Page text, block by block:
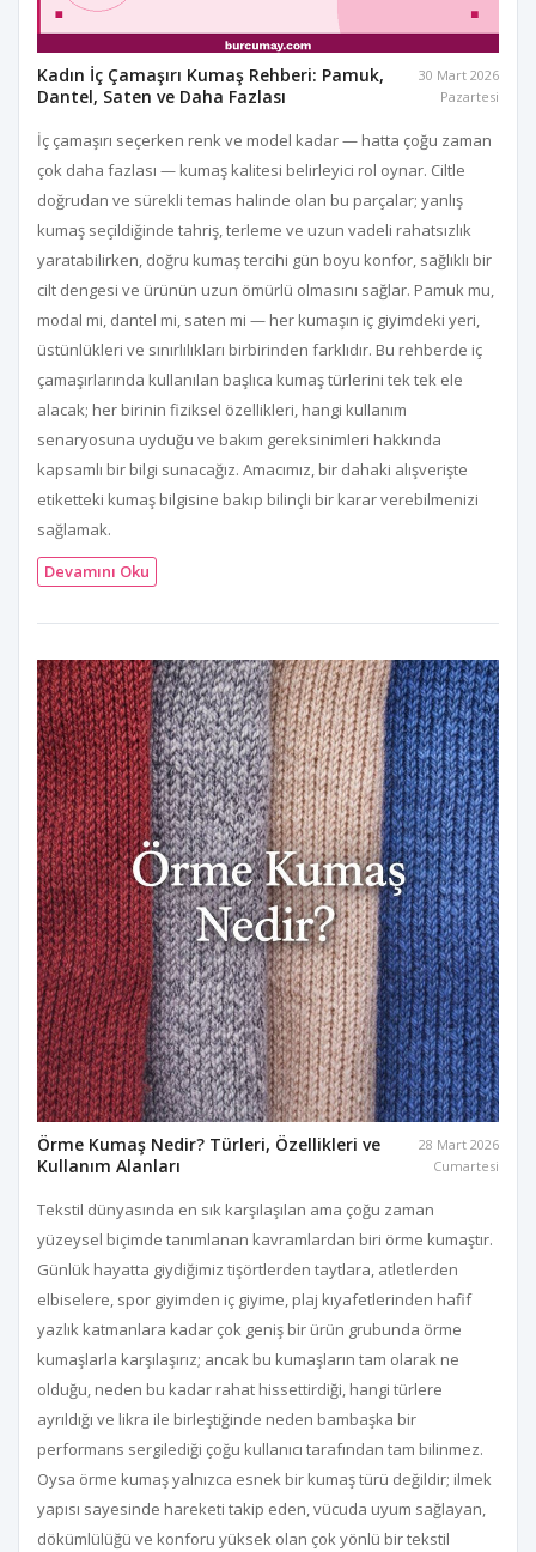
Kadın İç Çamaşırı Kumaş Rehberi: Pamuk,
Dantel, Saten ve Daha Fazlası
30 Mart 2026
Pazartesi
İç çamaşırı seçerken renk ve model kadar — hatta çoğu zaman
çok daha fazlası — kumaş kalitesi belirleyici rol oynar. Ciltle
doğrudan ve sürekli temas halinde olan bu parçalar; yanlış
kumaş seçildiğinde tahriş, terleme ve uzun vadeli rahatsızlık
yaratabilirken, doğru kumaş tercihi gün boyu konfor, sağlıklı bir
cilt dengesi ve ürünün uzun ömürlü olmasını sağlar. Pamuk mu,
modal mi, dantel mi, saten mi — her kumaşın iç giyimdeki yeri,
üstünlükleri ve sınırlılıkları birbirinden farklıdır. Bu rehberde iç
çamaşırlarında kullanılan başlıca kumaş türlerini tek tek ele
alacak; her birinin fiziksel özellikleri, hangi kullanım
senaryosuna uyduğu ve bakım gereksinimleri hakkında
kapsamlı bir bilgi sunacağız. Amacımız, bir dahaki alışverişte
etiketteki kumaş bilgisine bakıp bilinçli bir karar verebilmenizi
sağlamak.
Devamını Oku
Örme Kumaş Nedir? Türleri, Özellikleri ve
Kullanım Alanları
28 Mart 2026
Cumartesi
Tekstil dünyasında en sık karşılaşılan ama çoğu zaman
yüzeysel biçimde tanımlanan kavramlardan biri örme kumaştır.
Günlük hayatta giydiğimiz tişörtlerden taytlara, atletlerden
elbiselere, spor giyimden iç giyime, plaj kıyafetlerinden hafif
yazlık katmanlara kadar çok geniş bir ürün grubunda örme
kumaşlarla karşılaşırız; ancak bu kumaşların tam olarak ne
olduğu, neden bu kadar rahat hissettirdiği, hangi türlere
ayrıldığı ve likra ile birleştiğinde neden bambaşka bir
performans sergilediği çoğu kullanıcı tarafından tam bilinmez.
Oysa örme kumaş yalnızca esnek bir kumaş türü değildir; ilmek
yapısı sayesinde hareketi takip eden, vücuda uyum sağlayan,
dökümlülüğü ve konforu yüksek olan çok yönlü bir tekstil